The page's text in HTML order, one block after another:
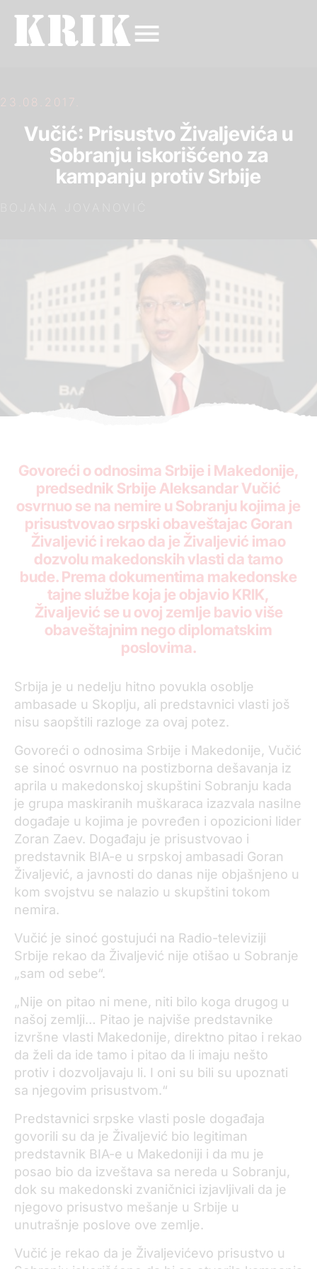
23.08.2017.
Vučić: Prisustvo Živaljevića u
Sobranju iskorišćeno za
kampanju protiv Srbije
Govoreći o odnosima Srbije i Makedonije,
predsednik Srbije Aleksandar Vučić
osvrnuo se na nemire u Sobranju kojima je
prisustvovao srpski obaveštajac Goran
Živaljević i rekao da je Živaljević imao
dozvolu makedonskih vlasti da tamo
bude. Prema dokumentima makedonske
tajne službe koja je objavio KRIK,
Živaljević se u ovoj zemlje bavio više
obaveštajnim nego diplomatskim
poslovima.
Srbija je u nedelju hitno povukla osoblje
ambasade u Skoplju, ali predstavnici vlasti još
nisu saopštili razloge za ovaj potez.
Govoreći o odnosima Srbije i Makedonije, Vučić
se sinoć osvrnuo na postizborna dešavanja iz
aprila u makedonskoj skupštini Sobranju kada
je grupa maskiranih muškaraca izazvala nasilne
događaje u kojima je povređen i opozicioni lider
Zoran Zaev. Događaju je prisustvovao i
predstavnik BIA-e u srpskoj ambasadi Goran
Živaljević, a javnosti do danas nije objašnjeno u
kom svojstvu se nalazio u skupštini tokom
nemira.
Vučić je sinoć gostujući na Radio-televiziji
Srbije rekao da Živaljević nije otišao u Sobranje
„sam od sebe“.
„Nije on pitao ni mene, niti bilo koga drugog u
našoj zemlji… Pitao je najviše predstavnike
izvršne vlasti Makedonije, direktno pitao i rekao
da želi da ide tamo i pitao da li imaju nešto
protiv i dozvoljavaju li. I oni su bili su upoznati
sa njegovim prisustvom.“
Predstavnici srpske vlasti posle događaja
govorili su da je Živaljević bio legitiman
predstavnik BIA-e u Makedoniji i da mu je
posao bio da izveštava sa nereda u Sobranju,
dok su makedonski zvaničnici izjavljivali da je
njegovo prisustvo mešanje u Srbije u
unutrašnje poslove ove zemlje.
Vučić je rekao da je Živaljevićevo prisustvo u